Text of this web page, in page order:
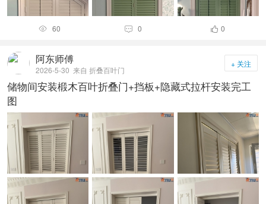
 60  0  0
阿东师傅
2026-5-30 来自 折叠百叶门
+ 关注
储物间安装椴木百叶折叠门+挡板+隐藏式拉杆安装完工
图